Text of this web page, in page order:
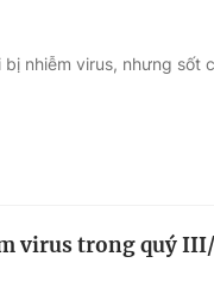
nhiễm virus, nhưng sốt
virus trong quý III/